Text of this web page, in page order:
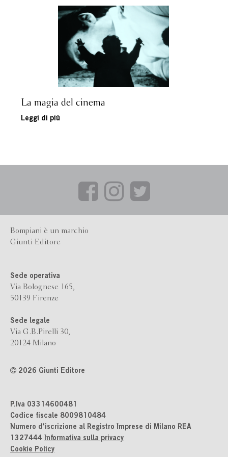
La magia del cinema
Leggi di più
Bompiani è un marchio
Giunti Editore
Sede operativa
Via Bolognese 165,
50139 Firenze
Sede legale
Via G.B.Pirelli 30,
20124 Milano
2026 Giunti Editore
P.Iva 03314600481
Codice fiscale 8009810484
Numero d'iscrizione al Registro Imprese di Milano REA
1327444 Informativa sulla privacy
Cookie Policy